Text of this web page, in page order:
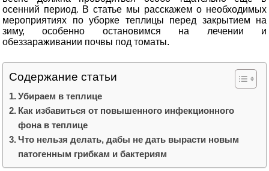
осенний период. В статье мы расскажем о необходимых
мероприятиях по уборке теплицы перед закрытием на
зиму, особенно остановимся на лечении и
обеззараживании почвы под томаты.
Содержание статьи
Убираем в теплице
Как избавиться от повышенного инфекционного
фона в теплице
Что нельзя делать, дабы не дать вырасти новым
патогенным грибкам и бактериям